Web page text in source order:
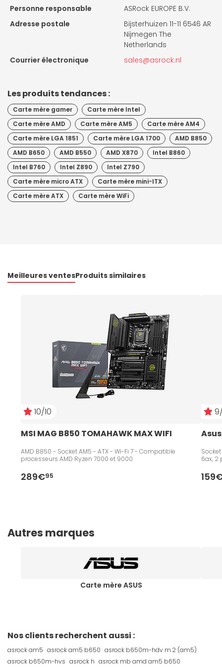
Personne responsable
ASRock EUROPE B.V.
Adresse postale
Bijsterhuizen 11-11 6546 AR
Nijmegen The
Netherlands
Courrier électronique
sales@asrock.nl
Les produits tendances :
Carte mère gamer
Carte mère Intel
Carte mère AMD
Carte mère AM5
Carte mère AM4
Carte mère LGA 1851
Carte mère LGA 1700
AMD B850
AMD B650
AMD B550 AMD X870
Intel B860
Intel B760
Intel Z890
Intel Z790
Carte mère micro ATX
Carte mère mini-ITX
Carte mère ATX
Carte mère WiFi
Meilleures ventesProduits similaires
10/10
MSI MAG B850 TOMAHAWK MAX WIFI
AMD B850 - Socket AM5 - ATX - Wi-Fi 7 - Compatible
processeurs AMD Ryzen 7000 et 9000
289€95
6ax, 2
Autres marques
Carte mère ASUS
Nos clients recherchent aussi :
asrock am5 asrock am5 b650 asrock b650m-hdv m.2 (am5)
asrock b650m-hvs asrock h asrock mb amd am5 b650